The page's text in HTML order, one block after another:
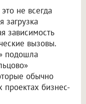
не всегда
загрузка
зависимость
вызовы.
подошла
обычно
проектах бизнес-